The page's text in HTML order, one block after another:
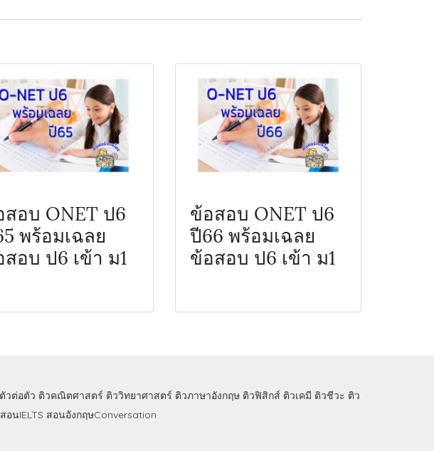
อบ ONET ป6
พร้อมเฉลย
อบ ป6 เข้า ม1
ข้อสอบ ONET ป6
ปี66 พร้อมเฉลย
ข้อสอบ ป6 เข้า ม1
วต่อตัว ติวคณิตศาสตร์ ติววิทยาศาสตร์ ติวภาษาอังกฤษ ติวฟิสิกส์ ติวเคมี ติวชีวะ ติว
สอนIELTS สอนอังกฤษConversation